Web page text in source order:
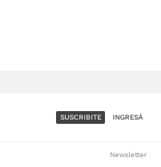
SUSCRIBITE INGRESÁ
Newsletter